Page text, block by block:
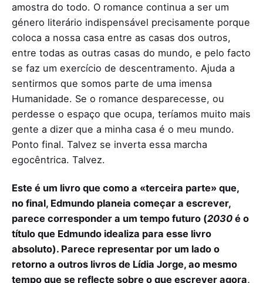
amostra do todo. O romance continua a ser um
género literário indispensável precisamente porque
coloca a nossa casa entre as casas dos outros,
entre todas as outras casas do mundo, e pelo facto
se faz um exercício de descentramento. Ajuda a
sentirmos que somos parte de uma imensa
Humanidade. Se o romance desparecesse, ou
perdesse o espaço que ocupa, teríamos muito mais
gente a dizer que a minha casa é o meu mundo.
Ponto final. Talvez se inverta essa marcha
egocêntrica. Talvez.
Este é um livro que como a «terceira parte» que,
no final, Edmundo planeia começar a escrever,
parece corresponder a um tempo futuro (2030 é o
título que Edmundo idealiza para esse livro
absoluto). Parece representar por um lado o
retorno a outros livros de Lídia Jorge, ao mesmo
tempo que se reflecte sobre o que escrever agora,